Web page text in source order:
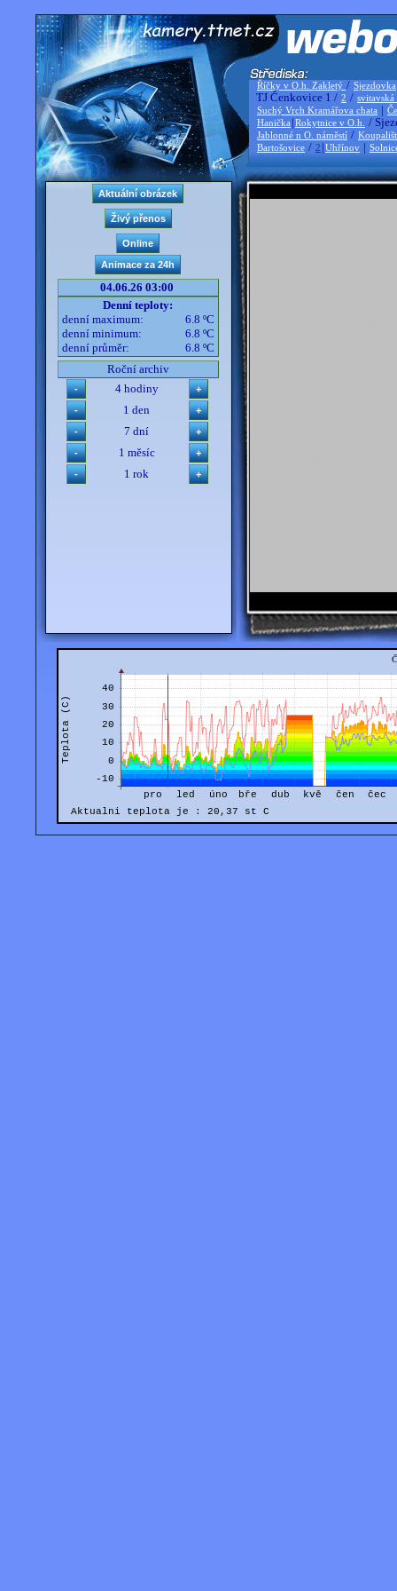
Říčky v O.h. Zakletý / Sjezdovka
TJ Čenkovice 1 / 2 / svitavská
Suchý Vrch Kramářova chata |
Hanička |Rokytnice v O.h. /
Jablonné n O. náměstí /
Bartošovice / 2 |Uhřínov |
04.06.26 03:00
Denní teploty:
denní maximum:
6.8 ºC
denní minimum:
6.8 ºC
denní průměr:
6.8 ºC
Roční archiv
4 hodiny
1 den
7 dní
1 měsíc
1 rok